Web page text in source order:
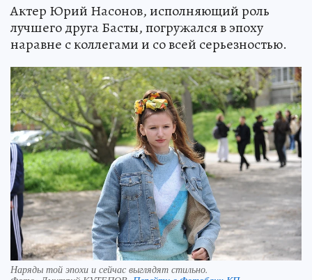
Актер Юрий Насонов, исполняющий роль
лучшего друга Басты, погружался в эпоху
наравне с коллегами и со всей серьезностью.
Наряды той эпохи и сейчас выглядят стильно.